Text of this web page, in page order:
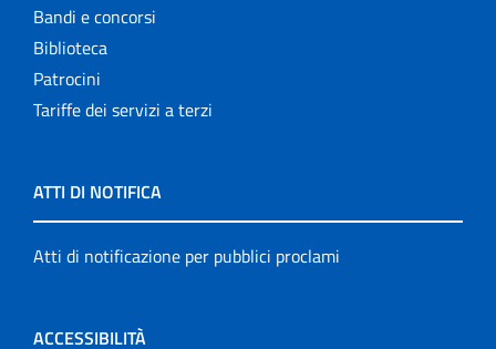
Bandi e concorsi
Biblioteca
Patrocini
Tariffe dei servizi a terzi
ATTI DI NOTIFICA
Atti di notificazione per pubblici proclami
ACCESSIBILITÀ